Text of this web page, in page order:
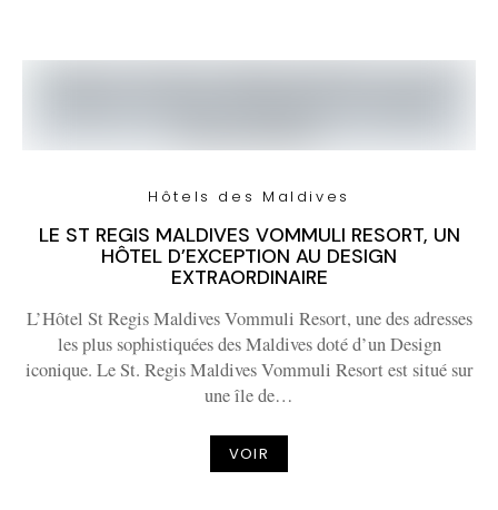
Hôtels des Maldives
LE ST REGIS MALDIVES VOMMULI RESORT, UN
HÔTEL D’EXCEPTION AU DESIGN
EXTRAORDINAIRE
L’Hôtel St Regis Maldives Vommuli Resort, une des adresses
les plus sophistiquées des Maldives doté d’un Design
iconique. Le St. Regis Maldives Vommuli Resort est situé sur
une île de…
VOIR